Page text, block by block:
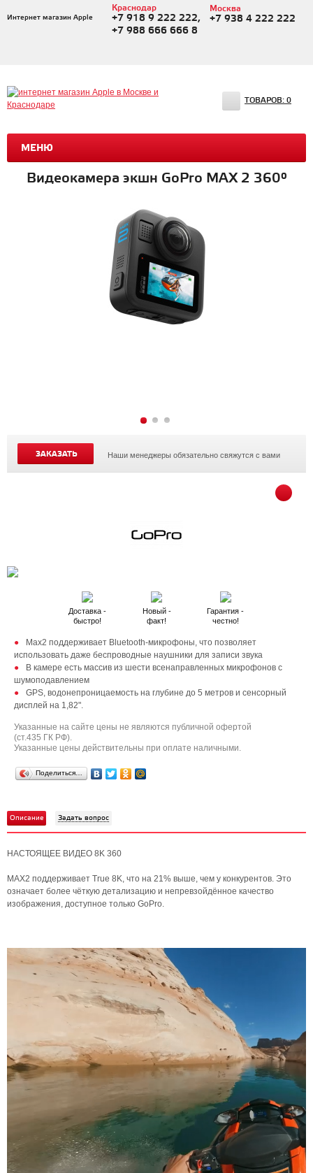
Интернет магазин Apple
Краснодар
+7 918 9 222 222,
+7 988 666 666 8
Москва
+7 938 4 222 222
МЕНЮ
ТОВАРОВ: 0
Видеокамера экшн GoPro MAX 2 360°
ЗАКАЗАТЬ Наши менеджеры обязательно свяжутся с вами
Доставка -
быстро!
Новый -
факт!
Гарантия -
честно!
Max2 поддерживает Bluetooth-микрофоны, что позволяет
использовать даже беспроводные наушники для записи звука
В камере есть массив из шести всенаправленных микрофонов с
шумоподавлением
GPS, водонепроницаемость на глубине до 5 метров и сенсорный
дисплей на 1,82".
Указанные на сайте цены не являются публичной офертой
(ст.435 ГК РФ).
Указанные цены действительны при оплате наличными.
Поделиться…
Описание Задать вопрос
НАСТОЯЩЕЕ ВИДЕО 8K 360
MAX2 поддерживает True 8K, что на 21% выше, чем у конкурентов. Это
означает более чёткую детализацию и непревзойдённое качество
изображения, доступное только GoPro.